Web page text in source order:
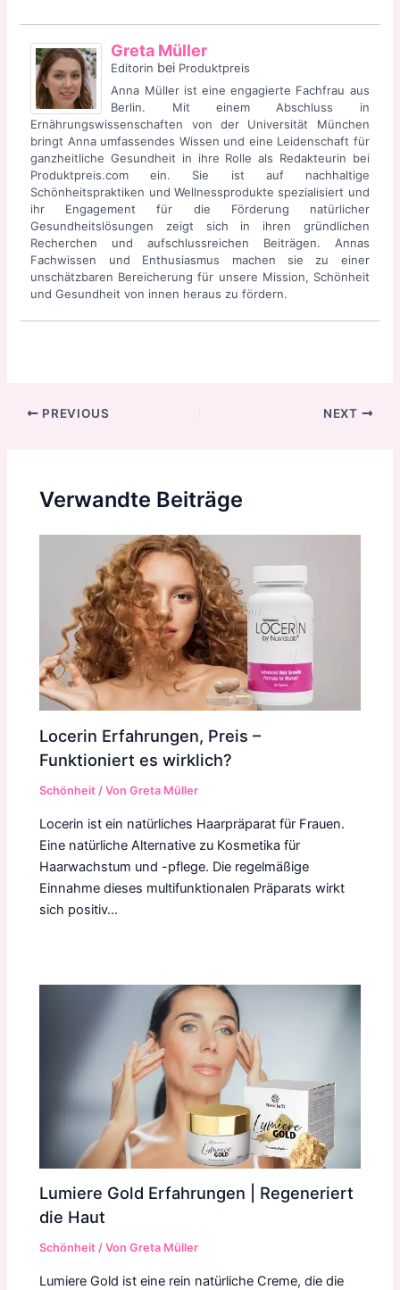
Greta Müller
Editorin bei Produktpreis
Anna Müller ist eine engagierte Fachfrau aus
Berlin. Mit einem Abschluss in
Ernährungswissenschaften von der Universität München
bringt Anna umfassendes Wissen und eine Leidenschaft für
ganzheitliche Gesundheit in ihre Rolle als Redakteurin bei
Produktpreis.com ein. Sie ist auf nachhaltige
Schönheitspraktiken und Wellnessprodukte spezialisiert und
ihr Engagement für die Förderung natürlicher
Gesundheitslösungen zeigt sich in ihren gründlichen
Recherchen und aufschlussreichen Beiträgen. Annas
Fachwissen und Enthusiasmus machen sie zu einer
unschätzbaren Bereicherung für unsere Mission, Schönheit
und Gesundheit von innen heraus zu fördern.
Post
PREVIOUS NEXT
Verwandte Beiträge
Locerin Erfahrungen, Preis –
Funktioniert es wirklich?
Schönheit / VonGreta Müller
Locerin ist ein natürliches Haarpräparat für Frauen.
Eine natürliche Alternative zu Kosmetika für
Haarwachstum und -pflege. Die regelmäßige
Einnahme dieses multifunktionalen Präparats wirkt
sich positiv…
Lumiere Gold Erfahrungen | Regeneriert
die Haut
Schönheit / VonGreta Müller
Lumiere Gold ist eine rein natürliche Creme, die die